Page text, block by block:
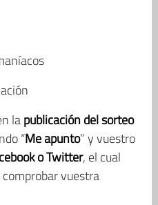
lapublicación del sorteo
“Me apunto” y vuestro
o Twitter, el cual
vuestra